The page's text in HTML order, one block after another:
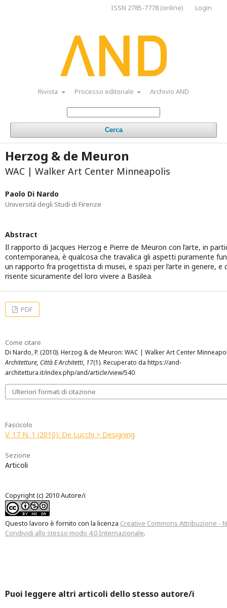
Rivista Processo editoriale Archivio AND
Cerca
ISSN 2785-7778 (online) Login
Herzog & de Meuron
WAC | Walker Art Center Minneapolis
Paolo Di Nardo
Università degli Studi di Firenze
Abstract
Il rapporto di Jacques Herzog e Pierre de Meuron con l’arte, in
contemporanea, è qualcosa che travalica gli aspetti puramente
un rapporto fra progettista di musei, e spazi per l’arte in genere, e
risente sicuramente del loro vivere a Basilea.
PDF
Come citare
Di Nardo, P. (2010). Herzog & de Meuron: WAC | Walker Art Center
Architetture, Città E Architetti, 17(1). Recuperato da https://and-
architettura.it/index.php/and/article/view/540
Ulteriori formati di citazione
Fascicolo
V. 17 N. 1 (2010): De Lucchi > Designing
Sezione
Articoli
Copyright (c) 2010 Autore/i
Questo lavoro è fornito con la licenza Creative Commons Attribuzione -
Condividi allo stesso modo 4.0 Internazionale.
Puoi leggere altri articoli dello stesso autore/i